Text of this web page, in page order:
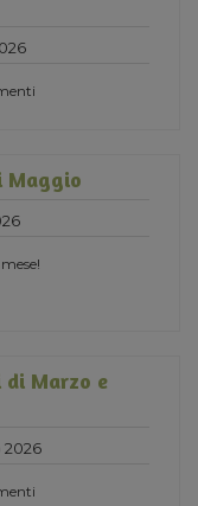
Maggio
di Marzo e
2026